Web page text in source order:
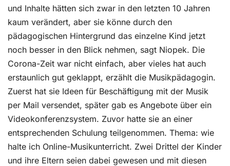
und Inhalte hätten sich zwar in den letzten 10 Jahren
kaum verändert, aber sie könne durch den
pädagogischen Hintergrund das einzelne Kind jetzt
noch besser in den Blick nehmen, sagt Niopek. Die
Corona-Zeit war nicht einfach, aber vieles hat auch
erstaunlich gut geklappt, erzählt die Musikpädagogin.
Zuerst hat sie Ideen für Beschäftigung mit der Musik
per Mail versendet, später gab es Angebote über ein
Videokonferenzsystem. Zuvor hatte sie an einer
entsprechenden Schulung teilgenommen. Thema: wie
halte ich Online-Musikunterricht. Zwei Drittel der Kinder
und ihre Eltern seien dabei gewesen und mit diesen